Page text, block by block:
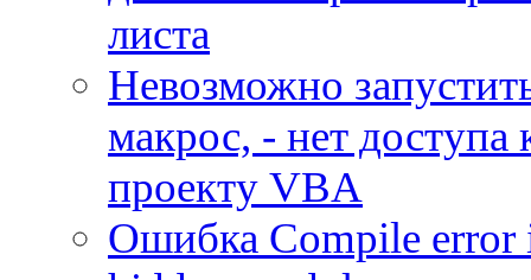
листа
Невозможно
макрос, - нет доступа
проекту VBA
Ошибка Compile error